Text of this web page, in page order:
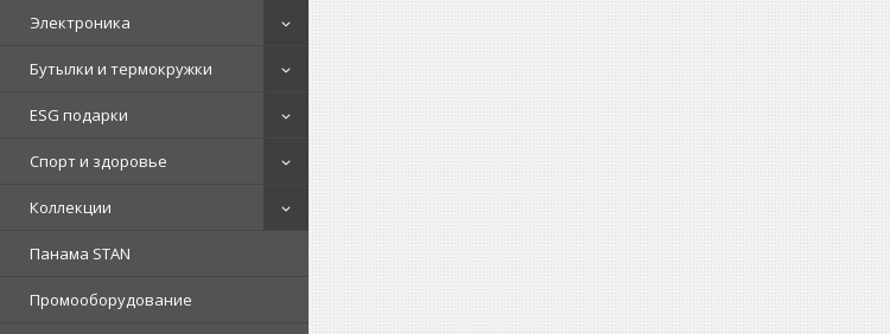
Электроника
Бутылки и термокружки
ESG подарки
Спорт и здоровье
Коллекции
Панама STAN
Промооборудование